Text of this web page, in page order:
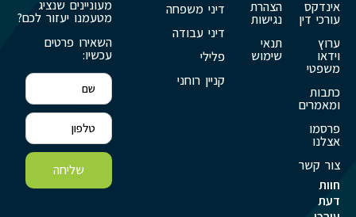
אינדקס
עורכי דין
ערוץ
וידאו
משפטי
כתבות
ומאמרים
פרסמו
אצלנו
צור קשר
חוות
דעת
הצהרת
נגישות
תנאי
שימוש
דיני משפחה
דיני עבודה
פלילי
קניין רוחני
מעוניינים שנציג
מטעמנו יעזור לכם?
השאירו פרטים
עכשיו:
שליחה